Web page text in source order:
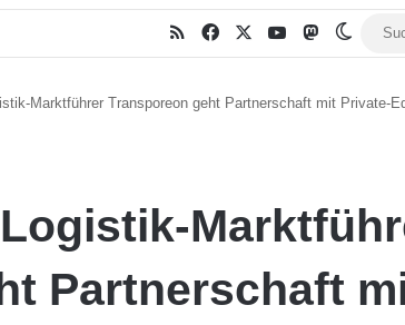
RSS Facebook YouTubeMastodon
Skin
Marktführer Transporeon geht Partnerschaft mit Private-
Partnerschaft